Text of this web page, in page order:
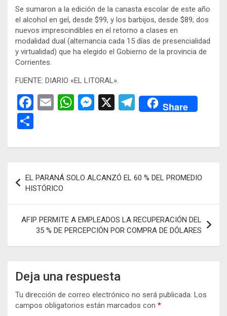
Se sumaron a la edición de la canasta escolar de este año
el alcohol en gel, desde $99, y los barbijos, desde $89; dos
nuevos imprescindibles en el retorno a clases en
modalidad dual (alternancia cada 15 días de presencialidad
y virtualidad) que ha elegido el Gobierno de la provincia de
Corrientes.
FUENTE: DIARIO «EL LITORAL».
F
b
o
k
E
W
s
p
p
M
n
er
X
T
el
gr
m
Share
m
p
ar
tir
Navegación
de
entradas
EL PARANÁ SOLO ALCANZÓ EL 60 % DEL PROMEDIO
HISTÓRICO
AFIP PERMITE A EMPLEADOS LA RECUPERACIÓN DEL
35 % DE PERCEPCIÓN POR COMPRA DE DÓLARES
Deja una respuesta
Tu dirección de correo electrónico no será publicada. Los
campos obligatorios están marcados con *